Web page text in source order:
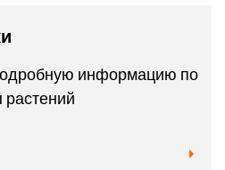
информацию по